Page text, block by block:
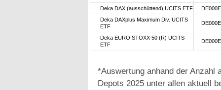
Deka DAX (ausschüttend) UCITS ETF
Deka DAXplus Maximum Div. UCITS
ETF
Deka EURO STOXX 50 (R) UCITS
ETF
*Auswertung anhand der Anzahl
Depots 2025 unter allen aktuell